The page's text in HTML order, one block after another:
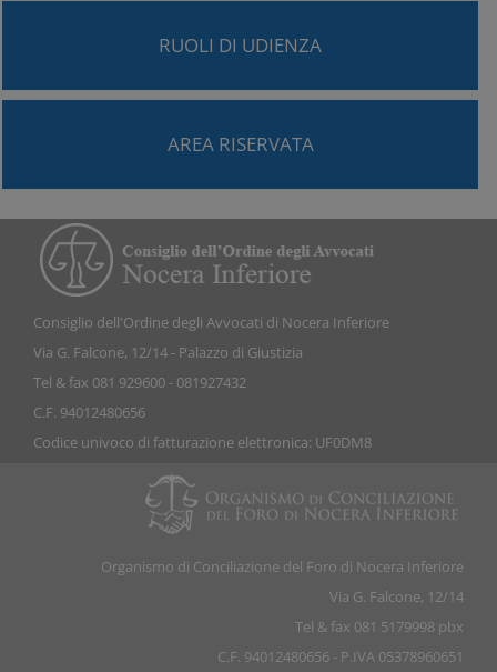
RUOLI DI UDIENZA
AREA RISERVATA
Consiglio dell'Ordine degli Avvocati di Nocera Inferiore
Via G. Falcone, 12/14 - Palazzo di Giustizia
Tel & fax 081 929600 - 081927432
C.F. 94012480656
Codice univoco di fatturazione elettronica: UF0DM8
Organismo di Conciliazione del Foro di Nocera Inferiore
Via G. Falcone, 12/14
Tel & fax 081 5179998 pbx
C.F. 94012480656 - P.IVA 05378960651